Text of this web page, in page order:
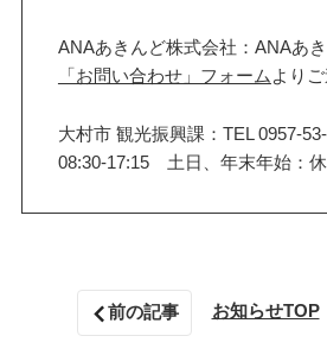
ANAあきんど株式会社：ANAあ
「お問い合わせ」フォーム より
大村市 観光振興課：TEL 0957-
08:30-17:15 土日、年末年始：休
前の記事 お知らせTOP